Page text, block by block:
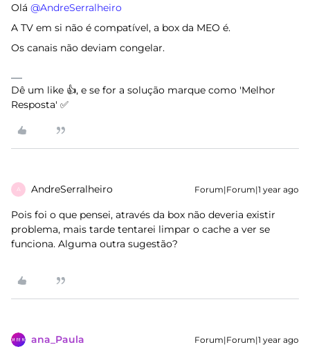
Olá ​ @AndreSerralheiro
A TV em si não é compatível, a box da MEO é.
Os canais não deviam congelar.
Dê um like 👍, e se for a solução marque como 'Melhor
Resposta' ✅
A AndreSerralheiro Forum|Forum|1 year ago
Pois foi o que pensei, através da box não deveria existir
problema, mais tarde tentarei limpar o cache a ver se
funciona. Alguma outra sugestão?
ana_Paula Forum|Forum|1 year ago